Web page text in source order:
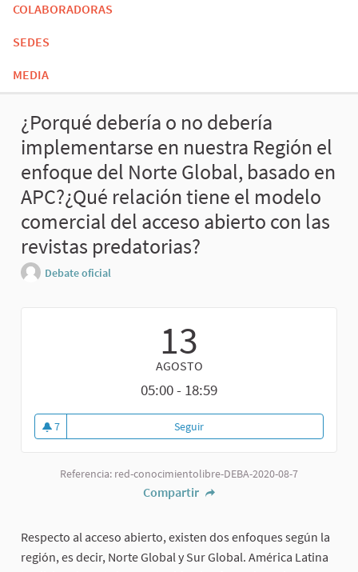
COLABORADORAS
SEDES
MEDIA
¿Porqué debería o no debería
implementarse en nuestra Región el
enfoque del Norte Global, basado en
APC?¿Qué relación tiene el modelo
comercial del acceso abierto con las
revistas predatorias?
Debate oficial
13
AGOSTO
05:00 - 18:59
7 Seguir
Referencia: red-conocimientolibre-DEBA-2020-08-7
Compartir
Respecto al acceso abierto, existen dos enfoques según la
región, es decir, Norte Global y Sur Global. América Latina